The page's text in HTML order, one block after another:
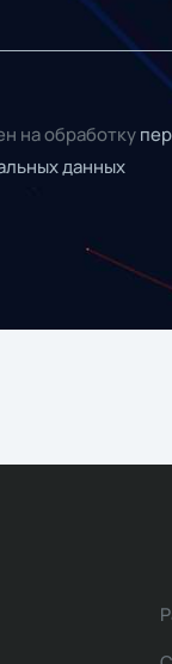
на обработку
данных